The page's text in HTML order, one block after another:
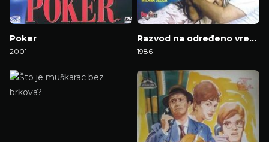
Poker
2001
Razvod na određeno vreme
1986